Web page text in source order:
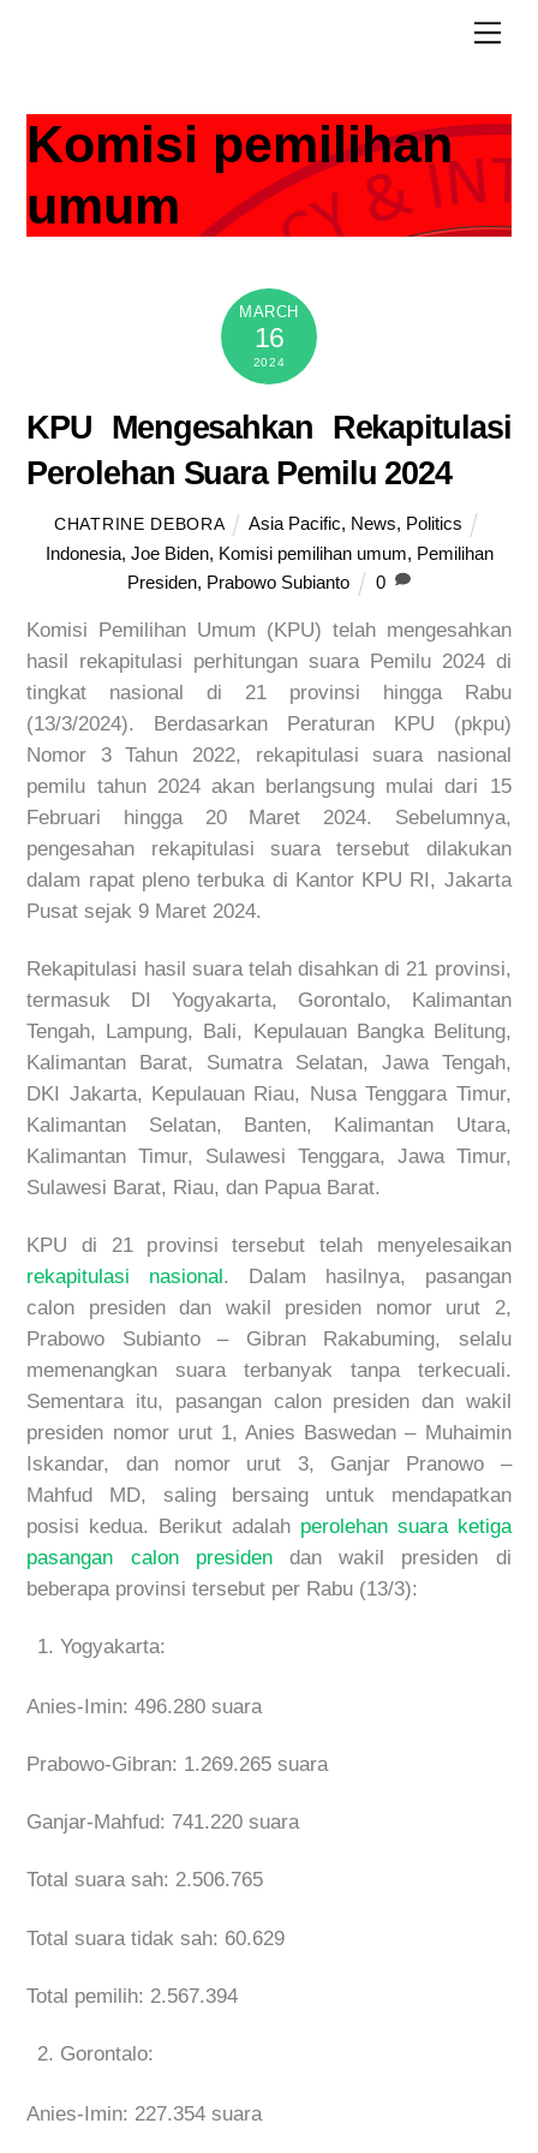
Komisi pemilihan
umum
MARCH
16
2024
KPU Mengesahkan Rekapitulasi
Perolehan Suara Pemilu 2024
CHATRINE DEBORA Asia Pacific, News, Politics
Indonesia, Joe Biden, Komisi pemilihan umum, Pemilihan
Presiden, Prabowo Subianto 0
Komisi Pemilihan Umum (KPU) telah mengesahkan
hasil rekapitulasi perhitungan suara Pemilu 2024 di
tingkat nasional di 21 provinsi hingga Rabu
(13/3/2024). Berdasarkan Peraturan KPU (pkpu)
Nomor 3 Tahun 2022, rekapitulasi suara nasional
pemilu tahun 2024 akan berlangsung mulai dari 15
Februari hingga 20 Maret 2024. Sebelumnya,
pengesahan rekapitulasi suara tersebut dilakukan
dalam rapat pleno terbuka di Kantor KPU RI, Jakarta
Pusat sejak 9 Maret 2024.
Rekapitulasi hasil suara telah disahkan di 21 provinsi,
termasuk DI Yogyakarta, Gorontalo, Kalimantan
Tengah, Lampung, Bali, Kepulauan Bangka Belitung,
Kalimantan Barat, Sumatra Selatan, Jawa Tengah,
DKI Jakarta, Kepulauan Riau, Nusa Tenggara Timur,
Kalimantan Selatan, Banten, Kalimantan Utara,
Kalimantan Timur, Sulawesi Tenggara, Jawa Timur,
Sulawesi Barat, Riau, dan Papua Barat.
KPU di 21 provinsi tersebut telah menyelesaikan
rekapitulasi nasional . Dalam hasilnya, pasangan
calon presiden dan wakil presiden nomor urut 2,
Prabowo Subianto – Gibran Rakabuming, selalu
memenangkan suara terbanyak tanpa terkecuali.
Sementara itu, pasangan calon presiden dan wakil
presiden nomor urut 1, Anies Baswedan – Muhaimin
Iskandar, dan nomor urut 3, Ganjar Pranowo –
Mahfud MD, saling bersaing untuk mendapatkan
posisi kedua. Berikut adalah perolehan suara ketiga
pasangan calon presiden dan wakil presiden di
beberapa provinsi tersebut per Rabu (13/3):
Yogyakarta:
Anies-Imin: 496.280 suara
Prabowo-Gibran: 1.269.265 suara
Ganjar-Mahfud: 741.220 suara
Total suara sah: 2.506.765
Total suara tidak sah: 60.629
Total pemilih: 2.567.394
Gorontalo:
Anies-Imin: 227.354 suara